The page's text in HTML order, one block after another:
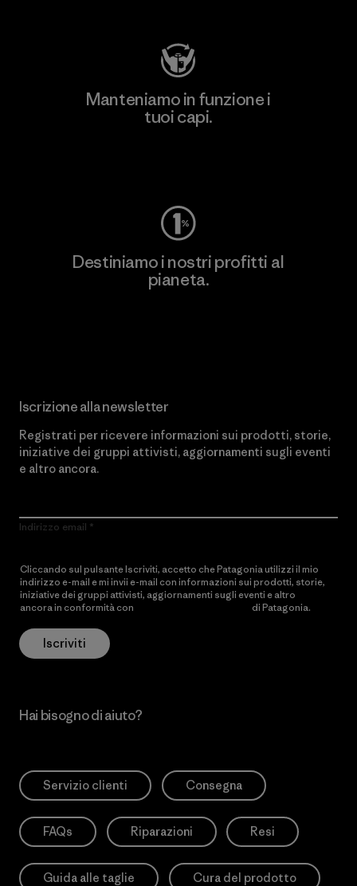
Manteniamo in funzione i
tuoi capi.
Destiniamo i nostri profitti al
pianeta.
Iscrizione alla newsletter
Registrati per ricevere informazioni sui prodotti, storie,
iniziative dei gruppi attivisti, aggiornamenti sugli eventi
e altro ancora.
Indirizzo email
Cliccando sul pulsante Iscriviti, accetto che Patagonia utilizzi il mio
indirizzo e-mail e mi invii e-mail con informazioni sui prodotti, storie,
iniziative dei gruppi attivisti, aggiornamenti sugli eventi e altro
ancora in conformità con
di Patagonia.
Iscriviti
Hai bisogno di aiuto?
Servizio clienti Consegna
FAQs Riparazioni Resi
Guida alle taglie Cura del prodotto